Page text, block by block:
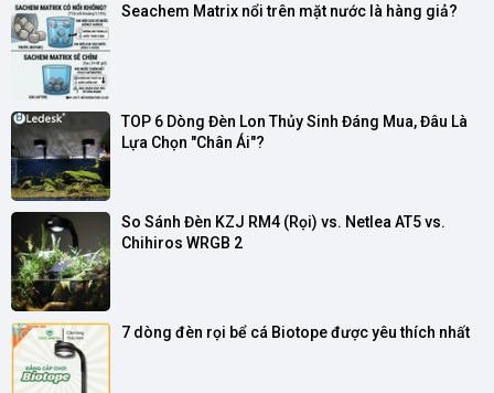
Seachem Matrix nổi trên mặt nước là hàng giả?
TOP 6 Dòng Đèn Lon Thủy Sinh Đáng Mua, Đâu Là
Lựa Chọn "Chân Ái"?
So Sánh Đèn KZJ RM4 (Rọi) vs. Netlea AT5 vs.
Chihiros WRGB 2
7 dòng đèn rọi bể cá Biotope được yêu thích nhất